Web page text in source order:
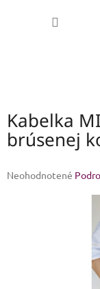
Kabelka
brúsenej
Priemerné
Neohodnotené